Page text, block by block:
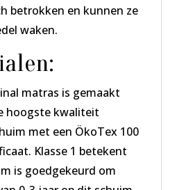
betrokken en kunnen ze
waken.
matras is gemaakt
hoogste kwaliteit
met een ÖkoTex 100
Klasse 1 betekent
is goedgekeurd om